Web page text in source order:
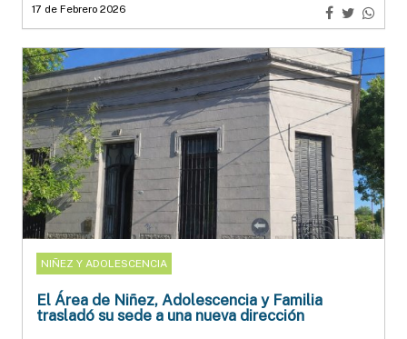
17 de Febrero 2026
NIÑEZ Y ADOLESCENCIA
El Área de Niñez, Adolescencia y Familia
trasladó su sede a una nueva dirección